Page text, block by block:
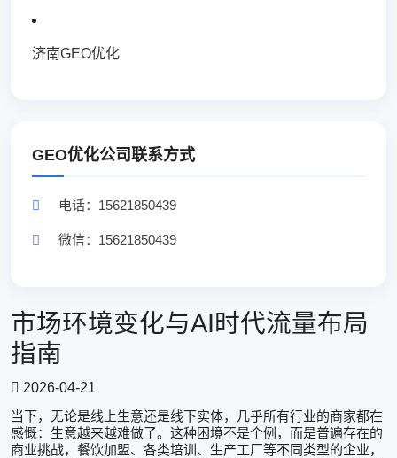
济南GEO优化
GEO优化公司联系方式
电话：15621850439
微信：15621850439
市场环境变化与AI时代流量布局
指南
2026-04-21
当下，无论是线上生意还是线下实体，几乎所有行业的商家都在
感慨：生意越来越难做了。这种困境不是个例，而是普遍存在的
商业挑战，餐饮加盟、各类培训、生产工厂等不同类型的企业，